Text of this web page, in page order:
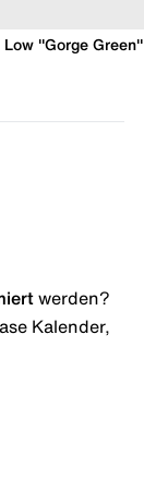
Low "Gorge Green"
werden?
Kalender,